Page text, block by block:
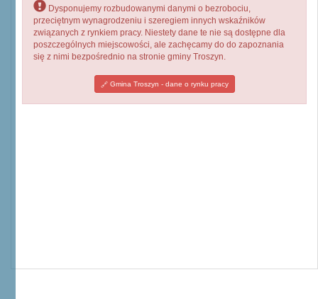
Dysponujemy rozbudowanymi danymi o bezrobociu,
przeciętnym wynagrodzeniu i szeregiem innych wskaźników
związanych z rynkiem pracy. Niestety dane te nie są dostępne dla
poszczególnych miejscowości, ale zachęcamy do do zapoznania
się z nimi bezpośrednio na stronie gminy Troszyn.
Gmina Troszyn - dane o rynku pracy